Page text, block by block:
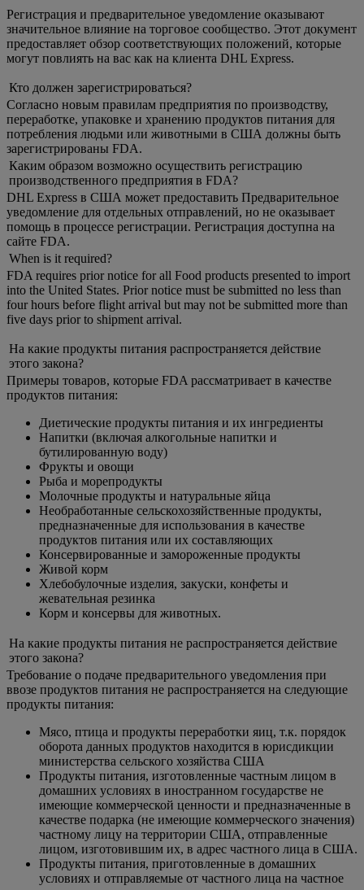
Регистрация и предварительное уведомление оказывают
значительное влияние на торговое сообщество. Этот документ
предоставляет обзор соответствующих положений, которые
могут повлиять на вас как на клиента DHL Express.
Кто должен зарегистрироваться?
Согласно новым правилам предприятия по производству,
переработке, упаковке и хранению продуктов питания для
потребления людьми или животными в США должны быть
зарегистрированы FDA.
Каким образом возможно осуществить регистрацию
производственного предприятия в FDA?
DHL Express в США может предоставить Предварительное
уведомление для отдельных отправлений, но не оказывает
помощь в процессе регистрации. Регистрация доступна на
сайте FDA.
When is it required?
FDA requires prior notice for all Food products presented to import
into the United States. Prior notice must be submitted no less than
four hours before flight arrival but may not be submitted more than
five days prior to shipment arrival.
На какие продукты питания распространяется действие
этого закона?
Примеры товаров, которые FDA рассматривает в качестве
продуктов питания:
Диетические продукты питания и их ингредиенты
Напитки (включая алкогольные напитки и
бутилированную воду)
Фрукты и овощи
Рыба и морепродукты
Молочные продукты и натуральные яйца
Необработанные сельскохозяйственные продукты,
предназначенные для использования в качестве
продуктов питания или их составляющих
Консервированные и замороженные продукты
Живой корм
Хлебобулочные изделия, закуски, конфеты и
жевательная резинка
Корм и консервы для животных.
На какие продукты питания не распространяется действие
этого закона?
Требование о подаче предварительного уведомления при
ввозе продуктов питания не распространяется на следующие
продукты питания:
Мясо, птица и продукты переработки яиц, т.к. порядок
оборота данных продуктов находится в юрисдикции
министерства сельского хозяйства США
Продукты питания, изготовленные частным лицом в
домашних условиях в иностранном государстве не
имеющие коммерческой ценности и предназначенные в
качестве подарка (не имеющие коммерческого значения)
частному лицу на территории США, отправленные
лицом, изготовившим их, в адрес частного лица в США.
Продукты питания, приготовленные в домашних
условиях и отправляемые от частного лица на частное